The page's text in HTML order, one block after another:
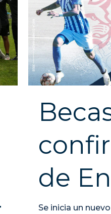
de
Se inicia un